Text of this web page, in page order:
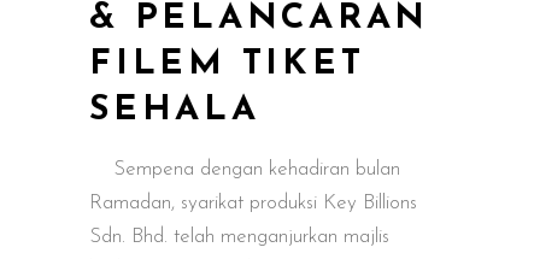
& PELANCARAN
FILEM TIKET
SEHALA
Sempena dengan kehadiran bulan
Ramadan, syarikat produksi Key Billions
Sdn. Bhd. telah menganjurkan majlis